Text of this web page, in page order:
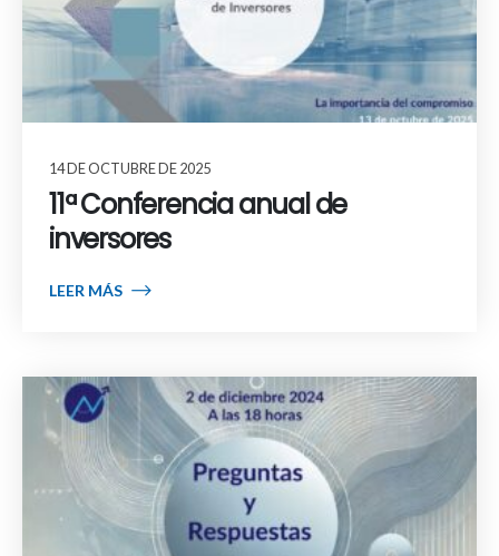
14 DE OCTUBRE DE 2025
11ª Conferencia anual de
inversores
LEER MÁS